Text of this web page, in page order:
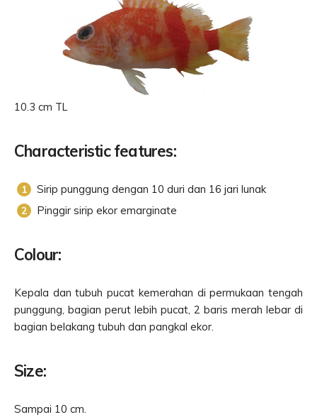
10.3 cm TL
Characteristic features:
Sirip punggung dengan 10 duri dan 16 jari lunak
Pinggir sirip ekor emarginate
Colour:
Kepala dan tubuh pucat kemerahan di permukaan tengah
punggung, bagian perut lebih pucat, 2 baris merah lebar di
bagian belakang tubuh dan pangkal ekor.
Size:
Sampai 10 cm.